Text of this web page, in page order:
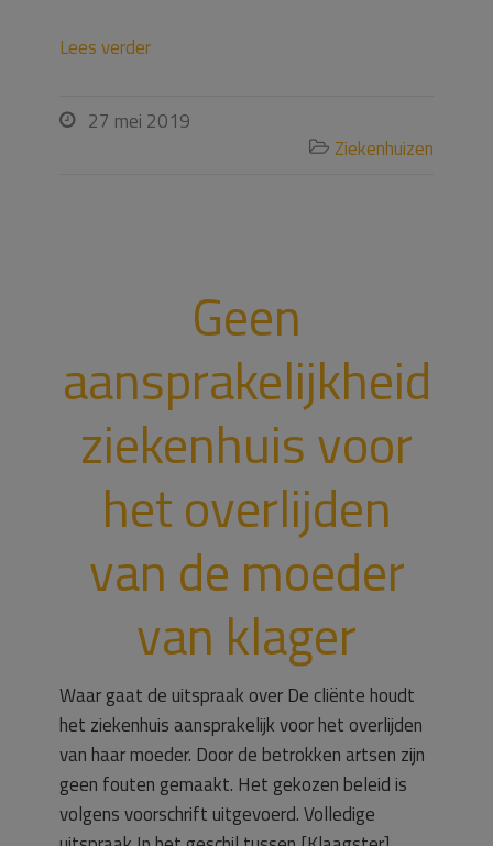
Lees verder
 27 mei 2019
 Ziekenhuizen
Geen
aansprakelijkheid
ziekenhuis voor
het overlijden
van de moeder
van klager
Waar gaat de uitspraak over De cliënte houdt
het ziekenhuis aansprakelijk voor het overlijden
van haar moeder. Door de betrokken artsen zijn
geen fouten gemaakt. Het gekozen beleid is
volgens voorschrift uitgevoerd. Volledige